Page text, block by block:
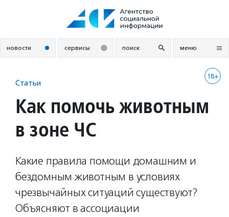
новости сервисы поиск меню
18+
Статьи
Как помочь животным
в зоне ЧС
Какие правила помощи домашним и
бездомным животным в условиях
чрезвычайных ситуаций существуют?
Объясняют в ассоциации